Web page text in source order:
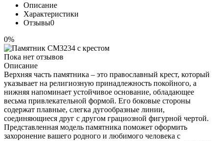
Описание
Характеристики
Отзывы0
0%
Пока нет отзывов
Описание
Верхняя часть памятника – это православный крест, который
указывает на религиозную принадлежность покойного, а
нижняя напоминает устойчивое основание, обладающее
весьма привлекательной формой. Его боковые стороны
содержат плавные, слегка дугообразные линии,
соединяющиеся друг с другом грациозной фигурной чертой.
Представленная модель памятника поможет оформить
захоронение вашего родного и любимого человека с